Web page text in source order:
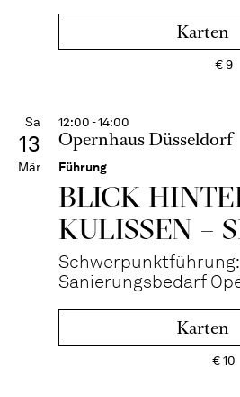
Karten
€9
Sa
13
Mär
12:00 - 14:00
Opernhaus Düsseldorf
Führung
BLICK
KULISSEN –
Schwerpunktführung:
Sanierungsbedarf
Karten
€10